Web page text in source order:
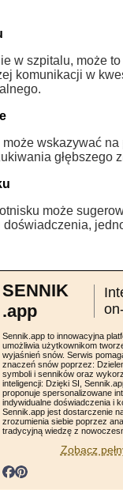
w szpitalu, może
komunikacji w
wskazywać
głębszego
może
doświadczenia,
SENNIK
.app
Sennik.app to innowacyjna
umożliwia użytkownikom
wyjaśnień snów. Serwis
znaczeń snów poprzez:
symboli i senników oraz
inteligencji: Dzięki SI,
proponuje spersonalizowane
indywidualne doświadczenia i
Sennik.app jest dostarczenie
zrozumienia siebie poprzez
tradycyjną wiedzę z
Zobacz